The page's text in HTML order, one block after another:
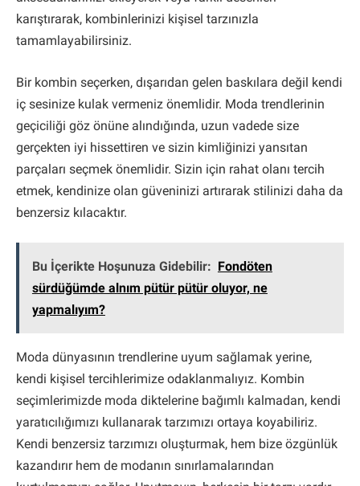
karıştırarak, kombinlerinizi kişisel tarzınızla
tamamlayabilirsiniz.
Bir kombin seçerken, dışarıdan gelen baskılara değil kendi
iç sesinize kulak vermeniz önemlidir. Moda trendlerinin
geçiciliği göz önüne alındığında, uzun vadede size
gerçekten iyi hissettiren ve sizin kimliğinizi yansıtan
parçaları seçmek önemlidir. Sizin için rahat olanı tercih
etmek, kendinize olan güveninizi artırarak stilinizi daha da
benzersiz kılacaktır.
Bu İçerikte Hoşunuza Gidebilir: Fondöten
sürdüğümde alnım pütür pütür oluyor, ne
yapmalıyım?
Moda dünyasının trendlerine uyum sağlamak yerine,
kendi kişisel tercihlerimize odaklanmalıyız. Kombin
seçimlerimizde moda diktelerine bağımlı kalmadan, kendi
yaratıcılığımızı kullanarak tarzımızı ortaya koyabiliriz.
Kendi benzersiz tarzımızı oluşturmak, hem bize özgünlük
kazandırır hem de modanın sınırlamalarından